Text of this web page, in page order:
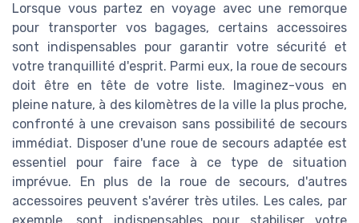
Lorsque vous partez en voyage avec une remorque
pour transporter vos bagages, certains accessoires
sont indispensables pour garantir votre sécurité et
votre tranquillité d'esprit. Parmi eux, la roue de secours
doit être en tête de votre liste. Imaginez-vous en
pleine nature, à des kilomètres de la ville la plus proche,
confronté à une crevaison sans possibilité de secours
immédiat. Disposer d'une roue de secours adaptée est
essentiel pour faire face à ce type de situation
imprévue. En plus de la roue de secours, d'autres
accessoires peuvent s'avérer très utiles. Les cales, par